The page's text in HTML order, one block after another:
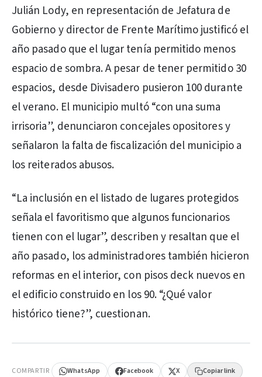
Julián Lody, en representación de Jefatura de
Gobierno y director de Frente Marítimo justificó el
año pasado que el lugar tenía permitido menos
espacio de sombra. A pesar de tener permitido 30
espacios, desde Divisadero pusieron 100 durante
el verano. El municipio multó “con una suma
irrisoria”, denunciaron concejales opositores y
señalaron la falta de fiscalización del municipio a
los reiterados abusos.
“La inclusión en el listado de lugares protegidos
señala el favoritismo que algunos funcionarios
tienen con el lugar”, describen y resaltan que el
año pasado, los administradores también hicieron
reformas en el interior, con pisos deck nuevos en
el edificio construido en los 90. “¿Qué valor
histórico tiene?”, cuestionan.
COMPARTIR WhatsApp Facebook X Copiar link